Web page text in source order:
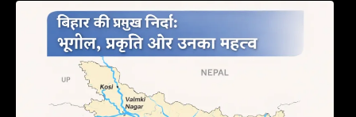
बिहार की नदियों का विस्तृत अध्ययन | Geography of
Rivers in Bihar